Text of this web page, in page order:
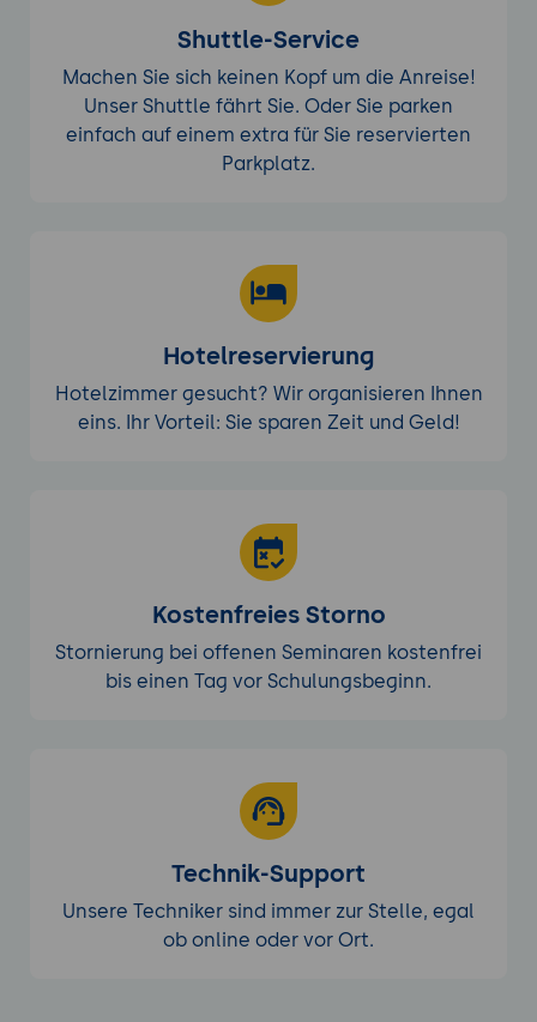
Shuttle-Service
Machen Sie sich keinen Kopf um die Anreise!
Unser Shuttle fährt Sie. Oder Sie parken
einfach auf einem extra für Sie reservierten
Parkplatz.
Hotelreservierung
Hotelzimmer gesucht? Wir organisieren Ihnen
eins. Ihr Vorteil: Sie sparen Zeit und Geld!
Kostenfreies Storno
Stornierung bei offenen Seminaren kostenfrei
bis einen Tag vor Schulungsbeginn.
Technik-Support
Unsere Techniker sind immer zur Stelle, egal
ob online oder vor Ort.